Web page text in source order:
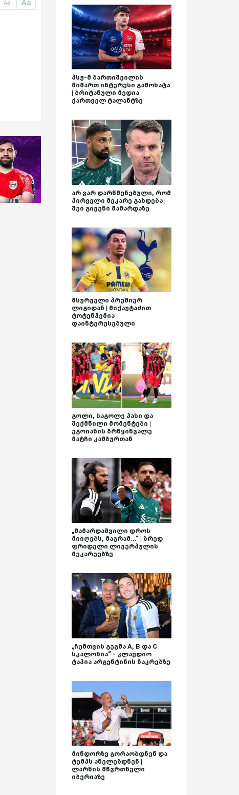
Aa Aa
პსჟ-მ ბართიშვილის
მიმართ ინტერესი გამოხატა
| ბრიტანული მედია
ქართველ ტალანტზე
არ ვარ დარწმუნებული, რომ
პირველი მეკარე გახდება |
შეი გივენი მამარდაზე
მსურველი პრემიერ
ლიგიდან | მიქაუტაძით
ტოტენჰემია
დაინტერესებული
გოლი, საგოლე პასი და
შექმნილი მომენტები |
ეგოიანის ბრწყინვალე
მატჩი კამბურთან
„მამარდაშვილი დროს
მიიღებს, მაგრამ...“ | ბრედ
ფრიდელი ლივერპულის
მეკარეებზე
„ჩემთვის გეგმა A, B და C
სკალონია“ - კლაუდიო
ტაპია არგენტინის ნაკრებზე
მინდორზე გორაობდნენ და
ტემპს ანელებდნენ |
ლარნის მწვრთნელი
იბერიაზე